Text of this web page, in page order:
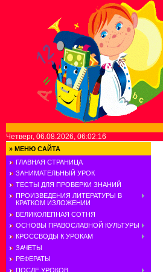
Четверг, 06.08.2026, 06:02:16
» МЕНЮ САЙТА
ГЛАВНАЯ СТРАНИЦА
ЗАНИМАТЕЛЬНЫЙ УРОК
ТЕСТЫ ДЛЯ ПРОВЕРКИ ЗНАНИЙ
ПРОИЗВЕДЕНИЯ ЛИТЕРАТУРЫ В
КРАТКОМ ИЗЛОЖЕНИИ
ВЕЛИКОЛЕПНАЯ СОТНЯ
ОСНОВЫ ПРАВОСЛАВНОЙ КУЛЬТУРЫ
КРОССВОДЫ К УРОКАМ
ЗАЧЕТЫ
РЕФЕРАТЫ
ПОСЛЕ УРОКОВ